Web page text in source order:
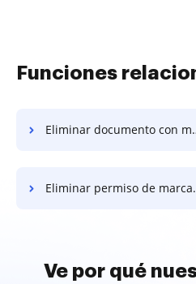
Funciones
Eliminar documento con marca de agua
Eliminar permiso de marca de agua
Ve por qué